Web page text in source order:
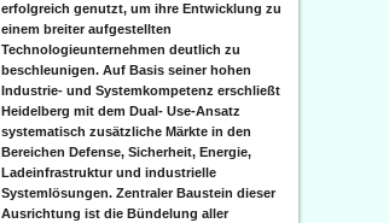
erfolgreich genutzt, um ihre Entwicklung zu
einem breiter aufgestellten
Technologieunternehmen deutlich zu
beschleunigen. Auf Basis seiner hohen
Industrie- und Systemkompetenz erschließt
Heidelberg mit dem Dual- Use-Ansatz
systematisch zusätzliche Märkte in den
Bereichen Defense, Sicherheit, Energie,
Ladeinfrastruktur und industrielle
Systemlösungen. Zentraler Baustein dieser
Ausrichtung ist die Bündelung aller